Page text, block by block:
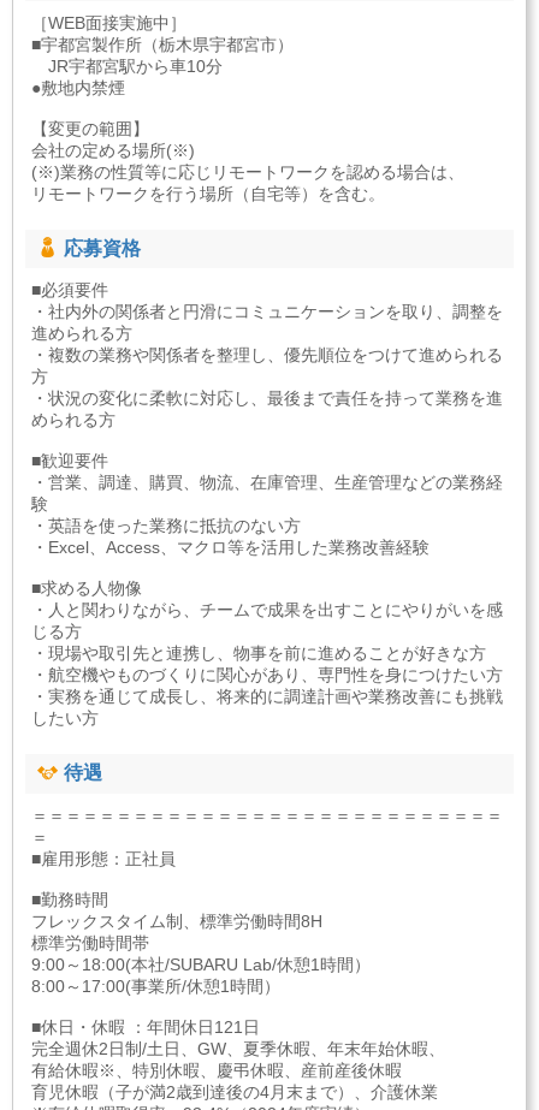
［WEB面接実施中］
■宇都宮製作所（栃木県宇都宮市）
JR宇都宮駅から車10分
●敷地内禁煙
【変更の範囲】
会社の定める場所(※)
(※)業務の性質等に応じリモートワークを認める場合は、
リモートワークを行う場所（自宅等）を含む。
応募資格
■必須要件
・社内外の関係者と円滑にコミュニケーションを取り、調整を
進められる方
・複数の業務や関係者を整理し、優先順位をつけて進められる
方
・状況の変化に柔軟に対応し、最後まで責任を持って業務を進
められる方
■歓迎要件
・営業、調達、購買、物流、在庫管理、生産管理などの業務経
験
・英語を使った業務に抵抗のない方
・Excel、Access、マクロ等を活用した業務改善経験
■求める人物像
・人と関わりながら、チームで成果を出すことにやりがいを感
じる方
・現場や取引先と連携し、物事を前に進めることが好きな方
・航空機やものづくりに関心があり、専門性を身につけたい方
・実務を通じて成長し、将来的に調達計画や業務改善にも挑戦
したい方
待遇
＝＝＝＝＝＝＝＝＝＝＝＝＝＝＝＝＝＝＝＝＝＝＝＝＝＝＝＝
＝
■雇用形態：正社員
■勤務時間
フレックスタイム制、標準労働時間8H
標準労働時間帯
9:00～18:00(本社/SUBARU Lab/休憩1時間）
8:00～17:00(事業所/休憩1時間）
■休日・休暇 ：年間休日121日
完全週休2日制/土日、GW、夏季休暇、年末年始休暇、
有給休暇※、特別休暇、慶弔休暇、産前産後休暇
育児休暇（子が満2歳到達後の4月末まで）、介護休業